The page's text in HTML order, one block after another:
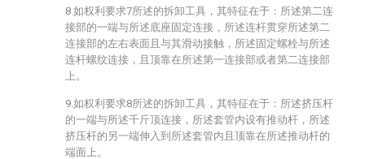
8.如权利要求7所述的拆卸工具，其特征在于：所述第二连
接部的一端与所述底座固定连接，所述连杆贯穿所述第二
连接部的左右表面且与其滑动接触，所述固定螺栓与所述
连杆螺纹连接，且顶靠在所述第一连接部或者第二连接部
上。
9.如权利要求8所述的拆卸工具，其特征在于：所述挤压杆
的一端与所述千斤顶连接，所述套管内设有推动杆，所述
挤压杆的另一端伸入到所述套管内且顶靠在所述推动杆的
端面上。